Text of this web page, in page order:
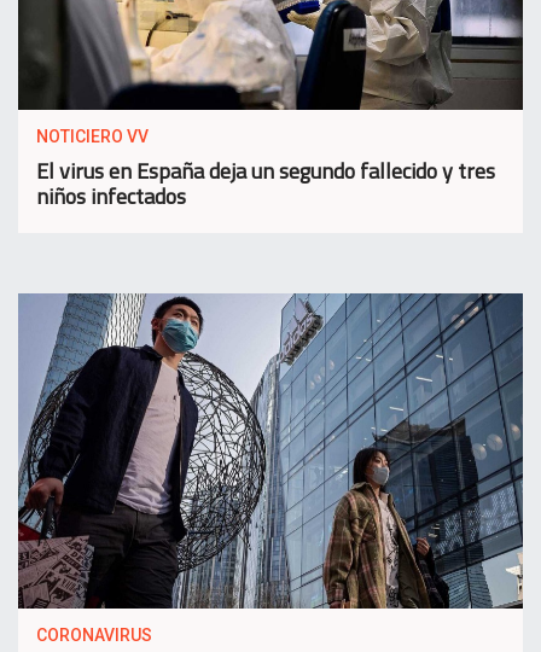
NOTICIERO VV
El virus en España deja un segundo fallecido y tres
niños infectados
CORONAVIRUS